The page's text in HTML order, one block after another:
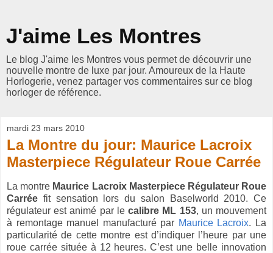
J'aime Les Montres
Le blog J'aime les Montres vous permet de découvrir une
nouvelle montre de luxe par jour. Amoureux de la Haute
Horlogerie, venez partager vos commentaires sur ce blog
horloger de référence.
mardi 23 mars 2010
La Montre du jour: Maurice Lacroix
Masterpiece Régulateur Roue Carrée
La montre Maurice Lacroix Masterpiece Régulateur Roue
Carrée fit sensation lors du salon Baselworld 2010. Ce
régulateur est animé par lecalibre ML 153, un mouvement
à remontage manuel manufacturé par Maurice Lacroix. La
particularité de cette montre est d’indiquer l’heure par une
roue carrée située à 12 heures. C’est une belle innovation